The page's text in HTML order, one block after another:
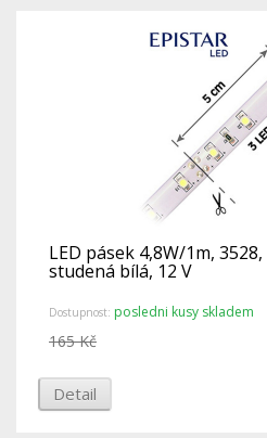
LED pásek 4,8W/1m,
studená bílá, 12 V
Dostupnost: posledni kusy skladem
165 Kč
Detail